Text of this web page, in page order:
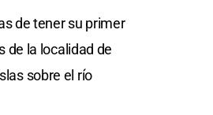
de tener su primer
de la localidad de
sobre el río